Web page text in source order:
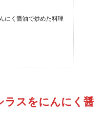
にく醤油で炒めた料理
ラスをにんにく醤